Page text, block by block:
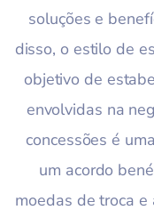
soluções e
disso, o estilo de
objetivo de
envolvidas na
concessões é
um acordo
moedas de troca